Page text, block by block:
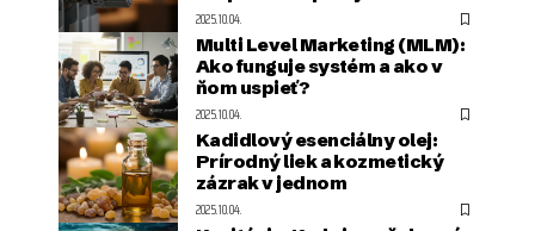
2025.10.04.
Multi Level Marketing (MLM):
Ako funguje systém a ako v
ňom uspieť?
2025.10.04.
Kadidlový esenciálny olej:
Prírodný liek a kozmetický
zázrak v jednom
2025.10.04.